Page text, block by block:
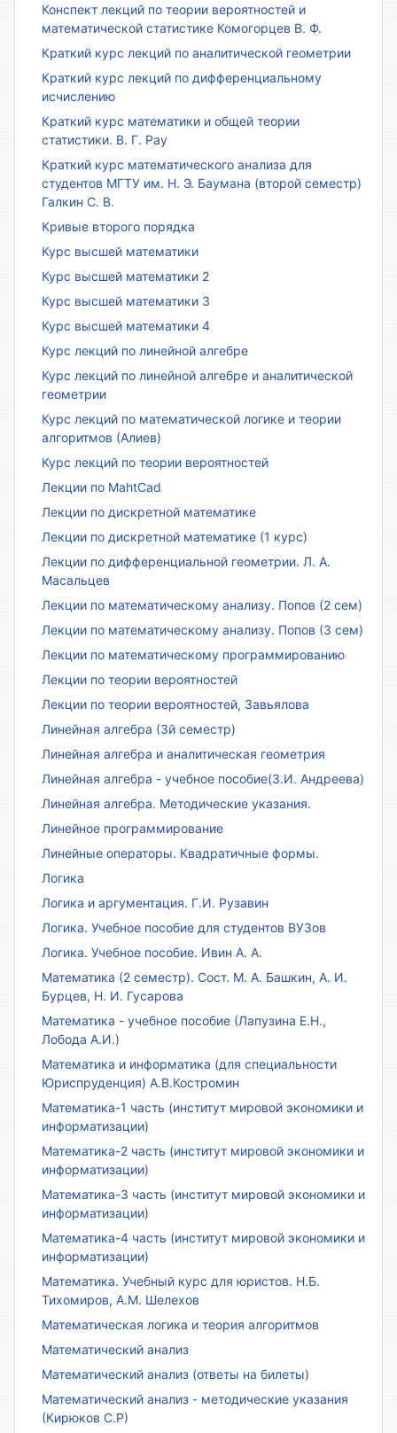
Конспект лекций по теории вероятностей и
математической статистике Комогорцев В. Ф.
Краткий курс лекций по аналитической геометрии
Краткий курс лекций по дифференциальному
исчислению
Краткий курс математики и общей теории
статистики. В. Г. Рау
Краткий курс математического анализа для
студентов МГТУ им. Н. Э. Баумана (второй семестр)
Галкин С. В.
Кривые второго порядка
Курс высшей математики
Курс высшей математики 2
Курс высшей математики 3
Курс высшей математики 4
Курс лекций по линейной алгебре
Курс лекций по линейной алгебре и аналитической
геометрии
Курс лекций по математической логике и теории
алгоритмов (Алиев)
Курс лекций по теории вероятностей
Лекции по MahtCad
Лекции по дискретной математике
Лекции по дискретной математике (1 курс)
Лекции по дифференциальной геометрии. Л. А.
Масальцев
Лекции по математическому анализу. Попов (2 сем)
Лекции по математическому анализу. Попов (3 сем)
Лекции по математическому программированию
Лекции по теории вероятностей
Лекции по теории вероятностей, Завьялова
Линейная алгебра (3й семестр)
Линейная алгебра и аналитическая геометрия
Линейная алгебра - учебное пособие(З.И. Андреева)
Линейная алгебра. Методические указания.
Линейное программирование
Линейные операторы. Квадратичные формы.
Логика
Логика и аргументация. Г.И. Рузавин
Логика. Учебное пособие для студентов ВУЗов
Логика. Учебное пособие. Ивин А. А.
Математика (2 семестр). Сост. М. А. Башкин, А. И.
Бурцев, Н. И. Гусарова
Математика - учебное пособие (Лапузина Е.Н.,
Лобода А.И.)
Математика и информатика (для специальности
Юриспруденция) А.В.Костромин
Математика-1 часть (институт мировой экономики и
информатизации)
Математика-2 часть (институт мировой экономики и
информатизации)
Математика-3 часть (институт мировой экономики и
информатизации)
Математика-4 часть (институт мировой экономики и
информатизации)
Математика. Учебный курс для юристов. Н.Б.
Тихомиров, А.М. Шелехов
Математическая логика и теория алгоритмов
Математический анализ
Математический анализ (ответы на билеты)
Математический анализ - методические указания
(Кирюков С.Р)